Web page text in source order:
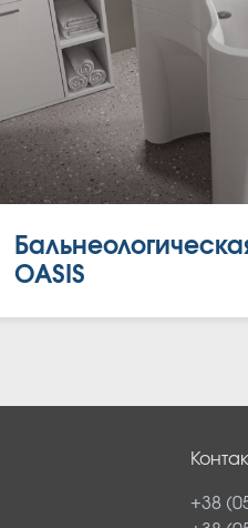
OASIS
+38